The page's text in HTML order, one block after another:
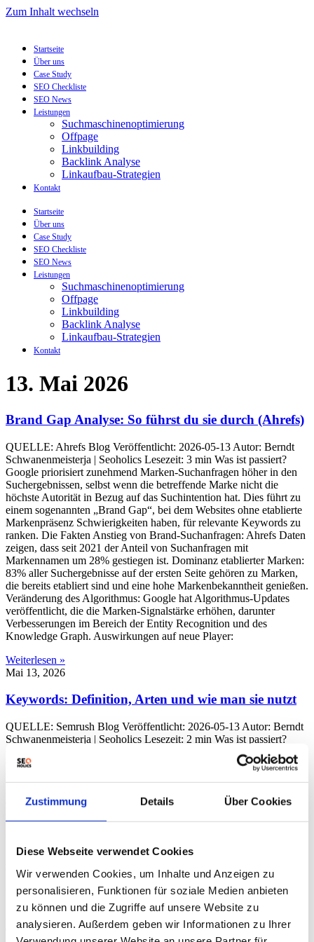
Zustimmung Details Über Cookies
Diese Webseite verwendet Cookies
Wir verwenden Cookies, um Inhalte und Anzeigen zu
personalisieren, Funktionen für soziale Medien anbieten
zu können und die Zugriffe auf unsere Website zu
analysieren. Außerdem geben wir Informationen zu Ihrer
Zum Inhalt wechseln
Startseite
Über uns
Case Study
SEO Checkliste
SEO News
Leistungen
Suchmaschinenoptimierung
Offpage
Linkbuilding
Backlink Analyse
Linkaufbau-Strategien
Kontakt
Startseite
Über uns
Case Study
SEO Checkliste
SEO News
Leistungen
Suchmaschinenoptimierung
Offpage
Linkbuilding
Backlink Analyse
Linkaufbau-Strategien
Kontakt
13. Mai 2026
Brand Gap Analyse: So führst du sie durch (Ahrefs)
QUELLE: Ahrefs Blog Veröffentlicht: 2026-05-13 Autor: Berndt
Schwanenmeisterja | Seoholics Lesezeit: 3 min Was ist passiert?
Google priorisiert zunehmend Marken-Suchanfragen höher in den
Suchergebnissen, selbst wenn die betreffende Marke nicht die
höchste Autorität in Bezug auf das Suchintention hat. Dies führt zu
einem sogenannten „Brand Gap“, bei dem Websites ohne etablierte
Markenpräsenz Schwierigkeiten haben, für relevante Keywords zu
ranken. Die Fakten Anstieg von Brand-Suchanfragen: Ahrefs Daten
zeigen, dass seit 2021 der Anteil von Suchanfragen mit
Markennamen um 28% gestiegen ist. Dominanz etablierter Marken:
83% aller Suchergebnisse auf der ersten Seite gehören zu Marken,
die bereits etabliert sind und eine hohe Markenbekanntheit genießen.
Veränderung des Algorithmus: Google hat Algorithmus-Updates
veröffentlicht, die die Marken-Signalstärke erhöhen, darunter
Verbesserungen im Bereich der Entity Recognition und des
Knowledge Graph. Auswirkungen auf neue Player:
Weiterlesen »
Mai 13, 2026
Keywords: Definition, Arten und wie man sie nutzt
QUELLE: Semrush Blog Veröffentlicht: 2026-05-13 Autor: Berndt
Schwanenmeisterja | Seoholics Lesezeit: 2 min Was ist passiert?
Google verändert die Art und Weise, wie Keywords interpretiert
werden. Der Fokus verschiebt sich von exakten Übereinstimmungen
der Suchanfragen: Nutzer formulieren ihre Suchanfragen
in Short-Tail (allgemein, z.B. „Schuhe“), Medium-Tail (spezifischer,
„leichte Laufschuhe Marathon“) unterteilt. Long-Tail-Keywords
werden durch KI-Suchen immer länger. Semrush Daten: Semrush’s
Blog demonstriert die Bedeutung von thematischer Tiefe. Dutzende
Artikel zum Thema „Keywords“ bauen eine thematische Karte auf,
die die Sichtbarkeit erhöht. Keyword-Intention: Keywords lassen